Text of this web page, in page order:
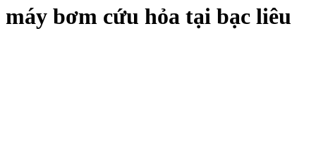
máy bơm cứu hỏa tại bạc liêu